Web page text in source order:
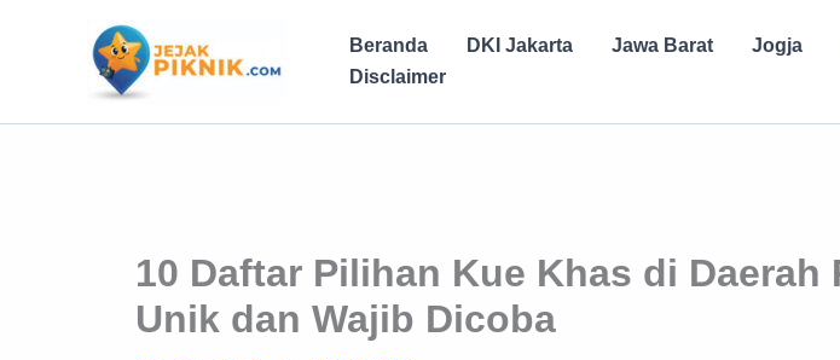
Beranda DKI Jakarta Jawa Barat Jogja
Disclaimer
10 Daftar Pilihan Kue Khas di Daerah
Unik dan Wajib Dicoba